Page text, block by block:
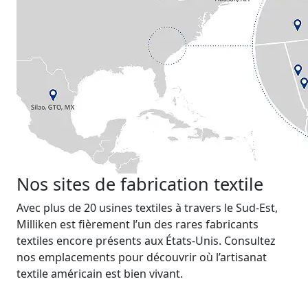
Nos sites de fabrication textile
Avec plus de 20 usines textiles à travers le Sud-Est,
Milliken est fièrement l’un des rares fabricants
textiles encore présents aux États-Unis. Consultez
nos emplacements pour découvrir où l’artisanat
textile américain est bien vivant.